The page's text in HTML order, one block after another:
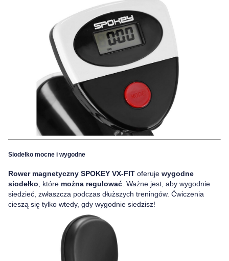
Siodełko mocne i wygodne
Rower magnetyczny SPOKEY VX-FIT oferuje wygodne
siodełko , które można regulować . Ważne jest, aby wygodnie
siedzieć, zwłaszcza podczas dłuższych treningów. Ćwiczenia
cieszą się tylko wtedy, gdy wygodnie siedzisz!